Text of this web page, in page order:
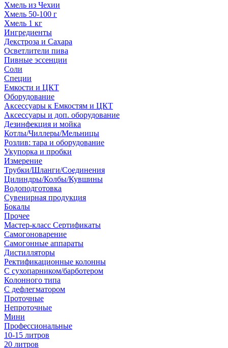
Хмель из Чехии
Хмель 50-100 г
Хмель 1 кг
Ингредиенты
Декстроза и Сахара
Осветлители пива
Пивные эссенции
Соли
Специи
Емкости и ЦКТ
Оборудование
Аксессуары к Емкостям и ЦКТ
Аксессуары и доп. оборудование
Дезинфекция и мойка
Котлы/Чиллеры/Мельницы
Розлив: тара и оборудование
Укупорка и пробки
Измерение
Трубки/Шланги/Соединения
Цилиндры/Колбы/Кувшины
Водоподготовка
Сувенирная продукция
Бокалы
Прочее
Мастер-класс Сертификаты
Самогоноварение
Самогонные аппараты
Дистилляторы
Ректификационные колонны
С сухопарником/барботером
Колонного типа
С дефлегматором
Проточные
Непроточные
Мини
Профессиональные
10-15 литров
20 литров